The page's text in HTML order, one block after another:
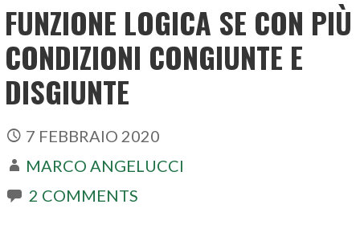
FUNZIONE LOGICA SE CON PIÙ
CONDIZIONI CONGIUNTE E
DISGIUNTE
7 FEBBRAIO 2020
MARCO ANGELUCCI
2 COMMENTS